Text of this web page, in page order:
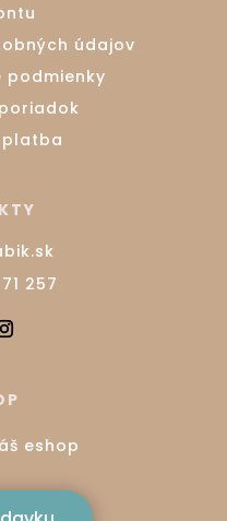
údajov
257
eshop